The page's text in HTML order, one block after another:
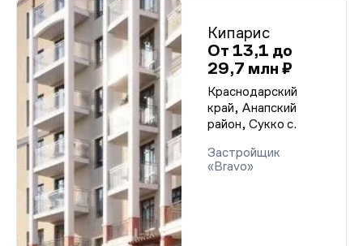
Кипарис
От 13,1 до
29,7 млн ₽
Краснодарский
край, Анапский
район, Сукко с.
Застройщик
«Bravo»